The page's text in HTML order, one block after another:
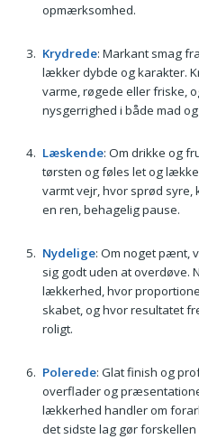
opmærksomhed.
Krydrede: Markant smag
lækker dybde og karakter.
varme, røgede eller friske,
nysgerrighed i både mad
Læskende: Om drikke og
tørsten og føles let og
varmt vejr, hvor sprød
en ren, behagelig pause.
Nydelige: Om noget pænt,
sig godt uden at overdøve.
lækkerhed, hvor
skabet, og hvor resultatet
roligt.
Polerede: Glat finish og
overflader og
lækkerhed handler om
det sidste lag gør